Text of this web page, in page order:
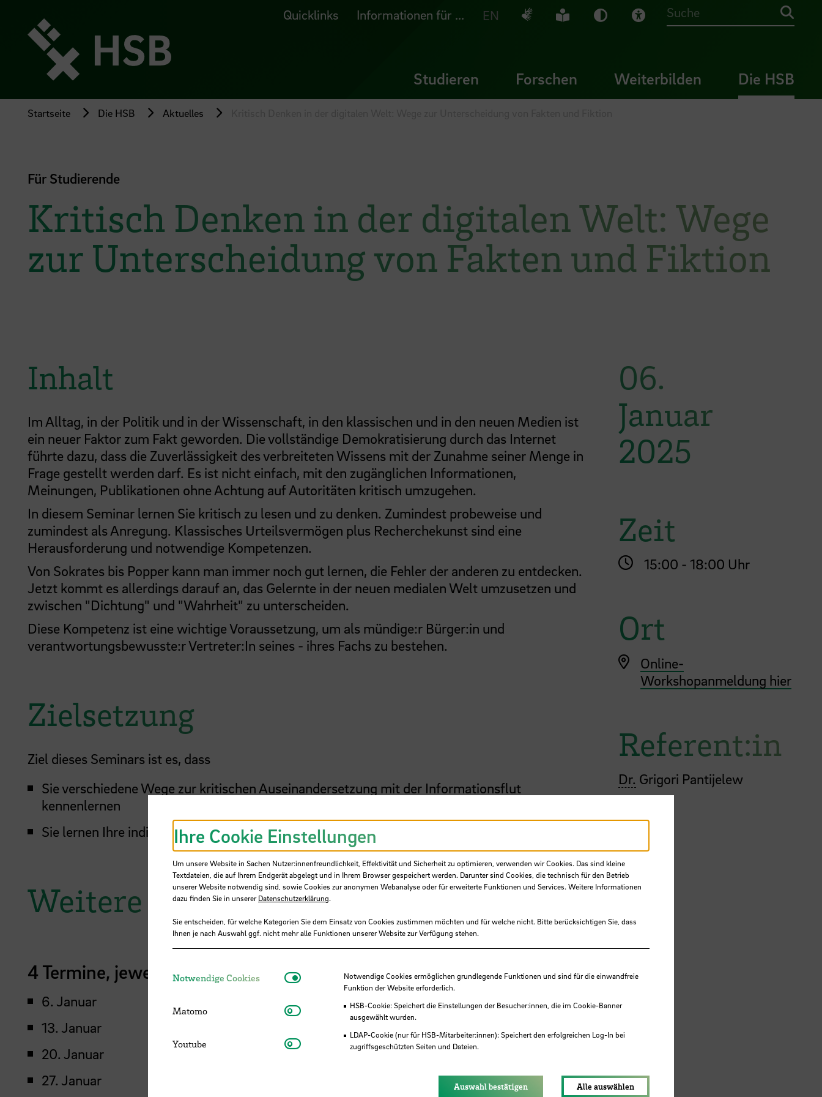
Seiteninhalt
springen
Quicklinks Informationen für ... EN Deutsche Gebärdensprache
Leichte Sprache
Dunkel-Modus
Visuelle Hilfe
Suche
Studieren Forschen Weiterbilden Die HSB
Startseite Die HSB Aktuelles
Für Studierende
Kritisch Denken in der digitalen Welt: Wege
zur Unterscheidung von Fakten und Fiktion
Inhalt
Im Alltag, in der Politik und in der Wissenschaft, in den klassischen und in den neuen Medien ist
ein neuer Faktor zum Fakt geworden. Die vollständige Demokratisierung durch das Internet
führte dazu, dass die Zuverlässigkeit des verbreiteten Wissens mit der Zunahme seiner Menge in
Frage gestellt werden darf. Es ist nicht einfach, mit den zugänglichen Informationen,
Meinungen, Publikationen ohne Achtung auf Autoritäten kritisch umzugehen.
In diesem Seminar lernen Sie kritisch zu lesen und zu denken. Zumindest probeweise und
zumindest als Anregung. Klassisches Urteilsvermögen plus Recherchekunst sind eine
Herausforderung und notwendige Kompetenzen.
Von Sokrates bis Popper kann man immer noch gut lernen, die Fehler der anderen zu entdecken.
Jetzt kommt es allerdings darauf an, das Gelernte in der neuen medialen Welt umzusetzen und
zwischen "Dichtung" und "Wahrheit" zu unterscheiden.
Diese Kompetenz ist eine wichtige Voraussetzung, um als mündige:r Bürger:in und
verantwortungsbewusste:r Vertreter:In seines - ihres Fachs zu bestehen.
Zielsetzung
Ziel dieses Seminars ist es, dass
Sie verschiedene Wege zur kritischen Auseinandersetzung mit der Informationsflut
kennenlernen
Sie lernen Ihre individuellen Recherchekünste als Quellenabgleich einzusetzen
Weitere Termine
4 Termine, jeweils von 15 bis 18 Uhr
6. Januar
13. Januar
20. Januar
27. Januar
06.
Januar
2025
Zeit
15:00 - 18:00 Uhr
Ort
Online-
Workshopanmeldung hier
Referent:in
Dr. Grigori Pantijelew
Ihre Cookie Einstellungen
Um unsere Website in Sachen Nutzer:innenfreundlichkeit, Effektivität und Sicherheit zu optimieren, verwenden wir Cookies. Das sind kleine
Textdateien, die auf Ihrem Endgerät abgelegt und in Ihrem Browser gespeichert werden. Darunter sind Cookies, die technisch für den Betrieb
unserer Website notwendig sind, sowie Cookies zur anonymen Webanalyse oder für erweiterte Funktionen und Services. Weitere Informationen
dazu finden Sie in unsererDatenschutzerklärung.
Sie entscheiden, für welche Kategorien Sie dem Einsatz von Cookies zustimmen möchten und für welche nicht. Bitte berücksichtigen Sie, dass
Ihnen je nach Auswahl ggf. nicht mehr alle Funktionen unserer Website zur Verfügung stehen.
Notwendige Cookies Notwendige CookiesNotwendige Cookies ermöglichen grundlegende Funktionen und sind für die einwandfreie
Funktion der Website erforderlich.
HSB-Cookie: Speichert die Einstellungen der Besucher:innen, die im Cookie-Banner
ausgewählt wurden.
LDAP-Cookie (nur für HSB-Mitarbeiter:innen): Speichert den erfolgreichen Log-In bei
zugriffsgeschützten Seiten und Dateien.
Matomo Matomo
Youtube Youtube
Auswahl bestätigen Alle auswählen